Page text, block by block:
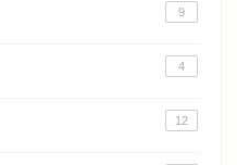
9
4
12